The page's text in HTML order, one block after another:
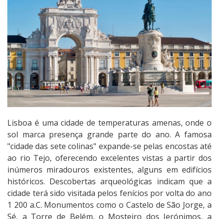
Lisboa é uma cidade de temperaturas amenas, onde o
sol marca presença grande parte do ano. A famosa
"cidade das sete colinas" expande-se pelas encostas até
ao rio Tejo, oferecendo excelentes vistas a partir dos
inúmeros miradouros existentes, alguns em edifícios
históricos. Descobertas arqueológicas indicam que a
cidade terá sido visitada pelos fenícios por volta do ano
1 200 a.C. Monumentos como o Castelo de São Jorge, a
Sé, a Torre de Belém, o Mosteiro dos Jerónimos, a